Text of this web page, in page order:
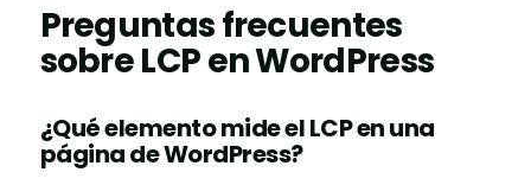
Preguntas frecuentes
sobre LCP en WordPress
¿Qué elemento mide el LCP en una
página de WordPress?